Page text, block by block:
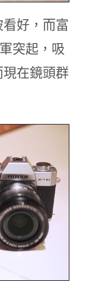
好，而富
突起，吸
在鏡頭群